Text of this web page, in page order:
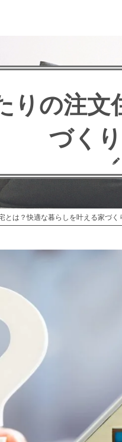
りの注
づく
とは？快適な暮らしを叶える家づく